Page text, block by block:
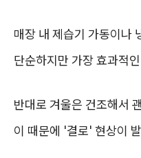
매장 내 제습기 가동이나
단순하지만 가장 효과적
반대로 겨울은 건조해서
이 때문에 '결로' 현상이